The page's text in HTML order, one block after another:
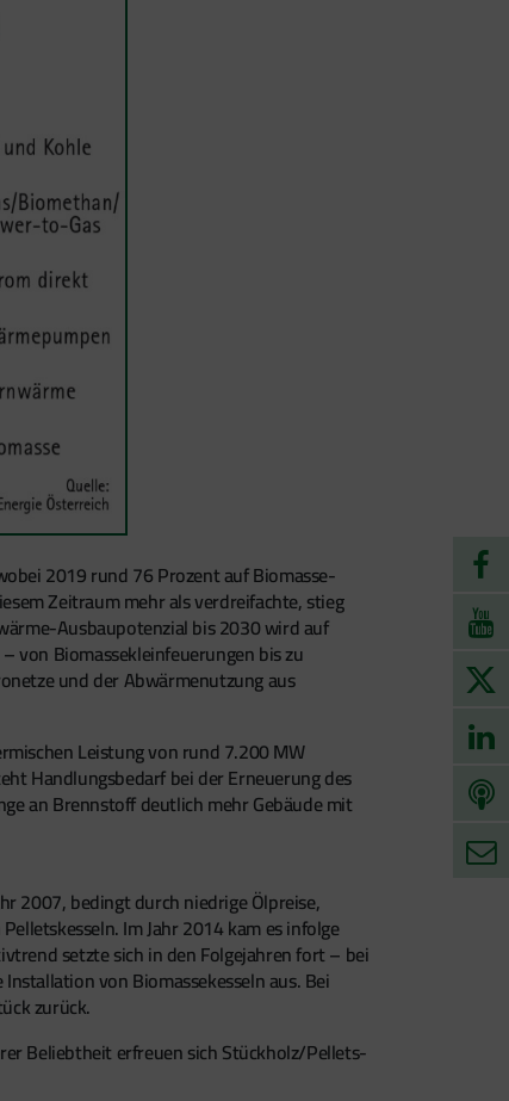
2019 rund 76 Prozent auf Biomasse-
Zeitraum mehr als verdreifachte, stieg
Ausbaupotenzial bis 2030 wird auf
von Biomassekleinfeuerungen bis zu
und der Abwärmenutzung aus
Leistung von rund 7.200 MW
Handlungsbedarf bei der Erneuerung des
an Brennstoff deutlich mehr Gebäude mit
2007, bedingt durch niedrige Ölpreise,
Im Jahr 2014 kam es infolge
setzte sich in den Folgejahren fort – bei
von Biomassekesseln aus. Bei
zurück.
Beliebtheit erfreuen sich Stückholz/Pellets-